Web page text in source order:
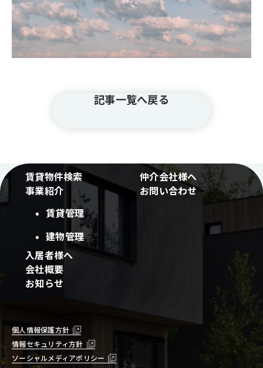
記事一覧へ戻る
賃貸物件検索
事業紹介
賃貸管理
建物管理
入居者様へ
会社概要
お知らせ
仲介会社様へ
お問い合わせ
個人情報保護方針
ソーシャルメディアポリシー
情報セキュリティ方針